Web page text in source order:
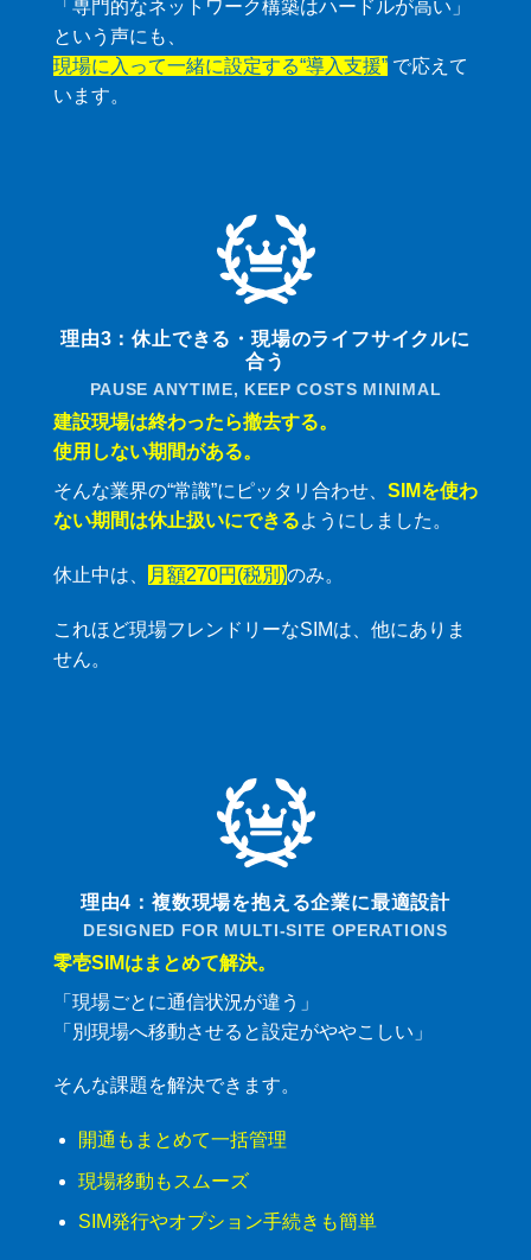
「専門的なネットワーク構築はハードルが高い」
という声にも、
現場に入って一緒に設定する“導入支援” で応えて
います。
理由3：休止できる・現場のライフサイクルに
合う
PAUSE ANYTIME, KEEP COSTS MINIMAL
建設現場は終わったら撤去する。
使用しない期間がある。
そんな業界の“常識”にピッタリ合わせ、 SIMを使わ
ない期間は休止扱いにできるようにしました。
休止中は、 月額270円(税別)のみ。
これほど現場フレンドリーなSIMは、他にありま
せん。
理由4：複数現場を抱える企業に最適設計
DESIGNED FOR MULTI-SITE OPERATIONS
零壱SIMはまとめて解決。
「現場ごとに通信状況が違う」
「別現場へ移動させると設定がややこしい」
そんな課題を解決できます。
開通もまとめて一括管理
現場移動もスムーズ
SIM発行やオプション手続きも簡単